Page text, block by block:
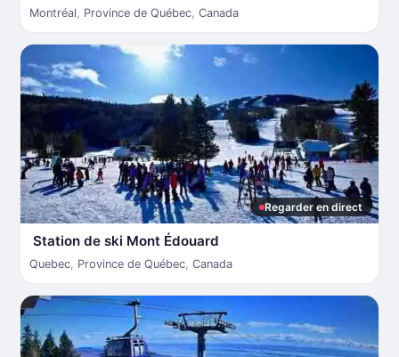
Montréal, Province de Québec, Canada
Regarder en direct
Station de ski Mont Édouard
Quebec, Province de Québec, Canada